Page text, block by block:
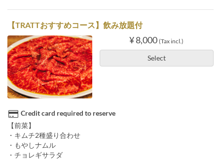
【TRATTおすすめコース】飲み放題付
¥ 8,000 (Tax incl.)
Select
Credit card required to reserve
【前菜】
・キムチ2種盛り合わせ
・もやしナムル
・チョレギサラダ